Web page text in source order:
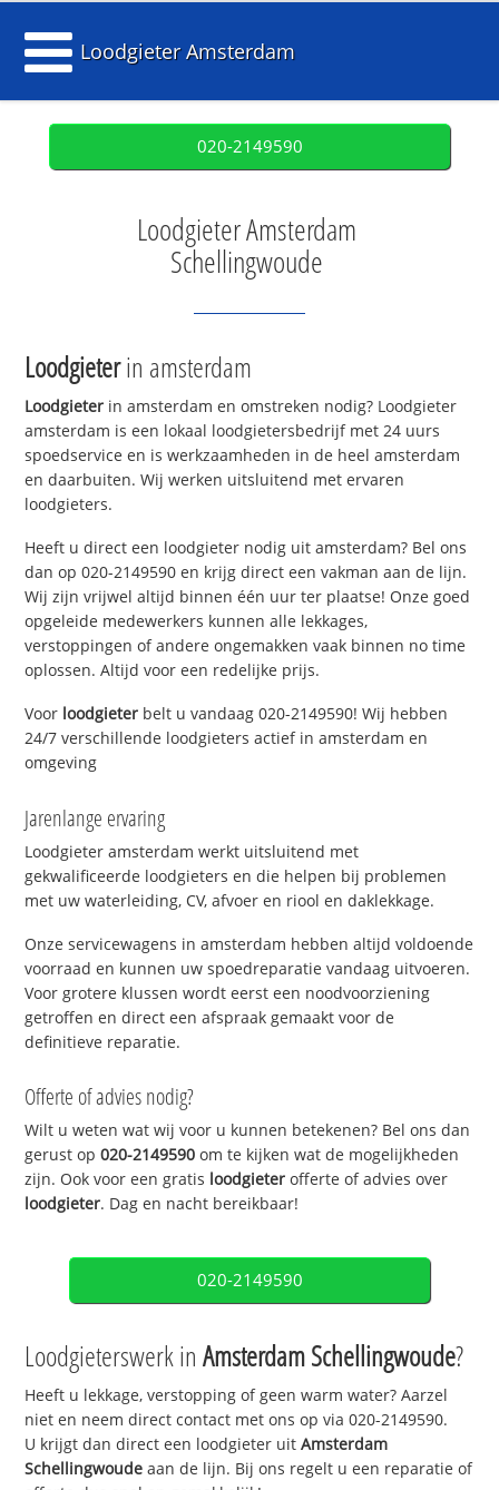
Loodgieter Amsterdam
020-2149590
Loodgieter Amsterdam
Schellingwoude
Loodgieterin amsterdam
Loodgieter in amsterdam en omstreken nodig? Loodgieter
amsterdam is een lokaal loodgietersbedrijf met 24 uurs
spoedservice en is werkzaamheden in de heel amsterdam
en daarbuiten. Wij werken uitsluitend met ervaren
loodgieters.
Heeft u direct een loodgieter nodig uit amsterdam? Bel ons
dan op 020-2149590 en krijg direct een vakman aan de lijn.
Wij zijn vrijwel altijd binnen één uur ter plaatse! Onze goed
opgeleide medewerkers kunnen alle lekkages,
verstoppingen of andere ongemakken vaak binnen no time
oplossen. Altijd voor een redelijke prijs.
Voor loodgieter belt u vandaag 020-2149590! Wij hebben
24/7 verschillende loodgieters actief in amsterdam en
omgeving
Jarenlange ervaring
Loodgieter amsterdam werkt uitsluitend met
gekwalificeerde loodgieters en die helpen bij problemen
met uw waterleiding, CV, afvoer en riool en daklekkage.
Onze servicewagens in amsterdam hebben altijd voldoende
voorraad en kunnen uw spoedreparatie vandaag uitvoeren.
Voor grotere klussen wordt eerst een noodvoorziening
getroffen en direct een afspraak gemaakt voor de
definitieve reparatie.
Offerte of advies nodig?
Wilt u weten wat wij voor u kunnen betekenen? Bel ons dan
gerust op020-2149590 om te kijken wat de mogelijkheden
zijn. Ook voor een gratis loodgieter offerte of advies over
loodgieter. Dag en nacht bereikbaar!
020-2149590
Loodgieterswerk inAmsterdam Schellingwoude?
Heeft u lekkage, verstopping of geen warm water? Aarzel
niet en neem direct contact met ons op via 020-2149590.
U krijgt dan direct een loodgieter uitAmsterdam
Schellingwoude aan de lijn. Bij ons regelt u een reparatie of